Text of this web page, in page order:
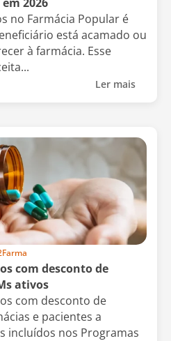
no Farmácia Popular é
está acamado ou
à farmácia. Esse
Ler mais
com desconto de
ativos
com desconto de
e pacientes a
incluídos nos Programas